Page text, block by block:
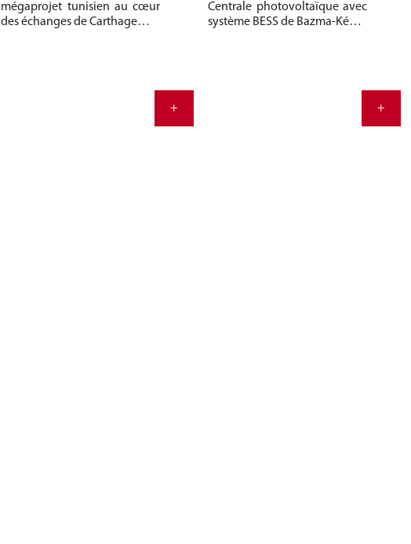
mégaprojet tunisien au cœur
des échanges de Carthage…
+
Centrale photovoltaïque avec
système BESS de Bazma-Ké…
+